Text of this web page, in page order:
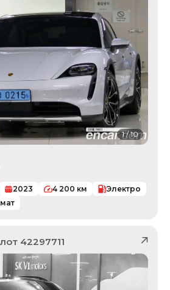
1/10
2023 4 200 км
Электро
42297711